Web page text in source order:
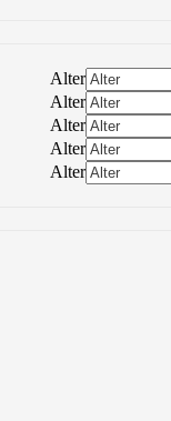
Alter
Alter
Alter
Alter
Alter